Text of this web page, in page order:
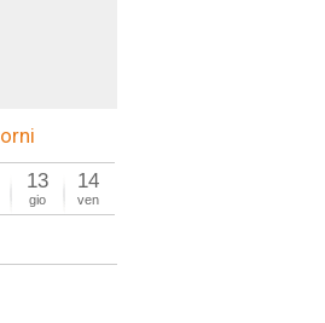
13
gio
14
ven